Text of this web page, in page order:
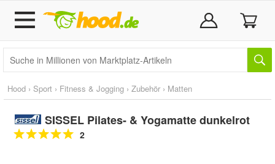
Hood › Sport › Fitness & Jogging › Zubehör › Matten
SISSEL Pilates- & Yogamatte dunkelrot
2